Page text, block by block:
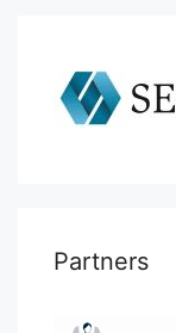
Partners